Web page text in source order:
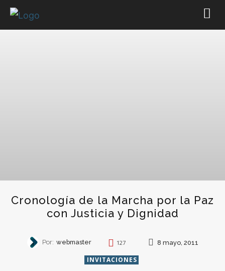
Cronología de la Marcha por la Paz
con Justicia y Dignidad
Por: webmaster 127 8 mayo, 2011
INVITACIONES